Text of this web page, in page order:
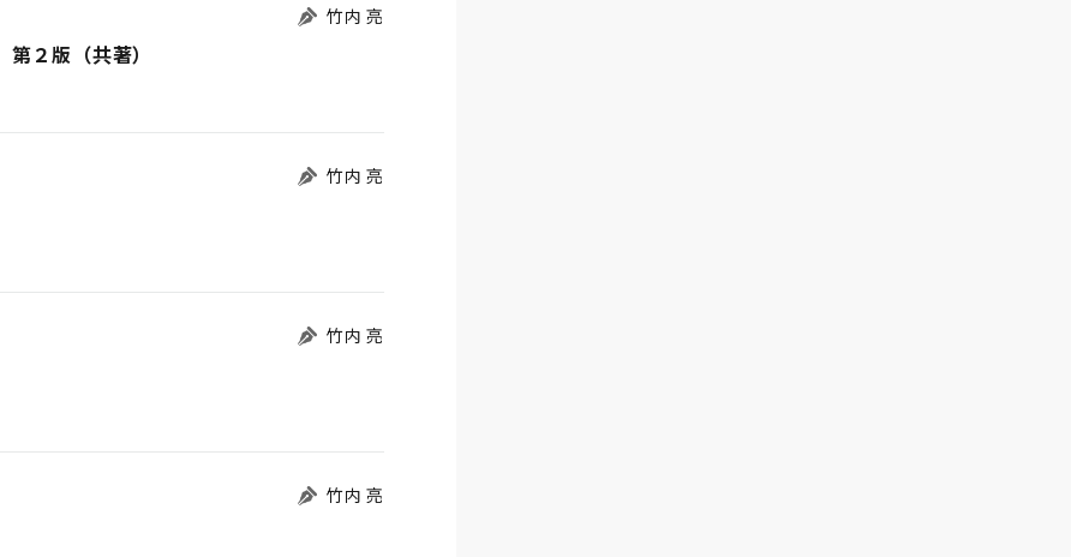
竹内 亮
２版（共著）
竹内 亮
竹内 亮
竹内 亮